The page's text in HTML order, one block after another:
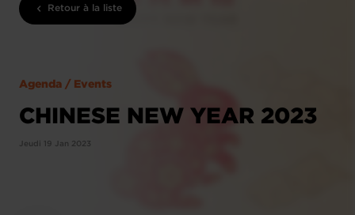
Retour à la liste
Agenda / Events
CHINESE NEW YEAR 2023
Jeudi 19 Jan 2023